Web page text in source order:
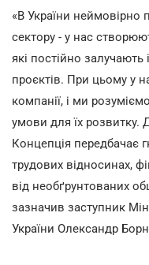
«В України неймовірно
сектору - у нас
які постійно залучають
проєктів. При цьому у
компанії, і ми
умови для їх розвитку.
Концепція передбачає
трудових відносинах,
від необґрунтованих
зазначив заступник
України Олександр